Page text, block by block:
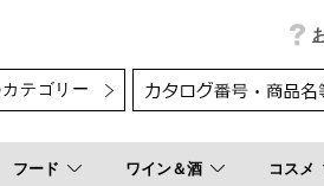
フード ワイン＆酒 コスメ